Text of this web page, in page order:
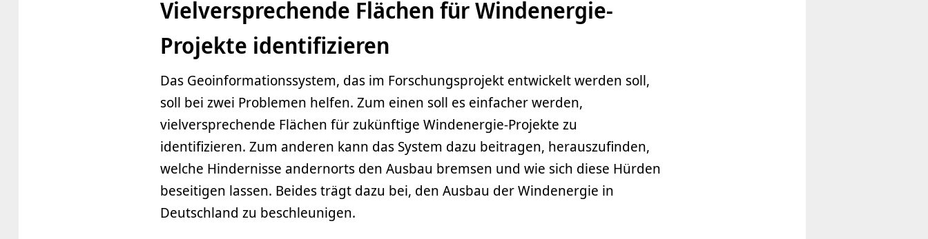
Vielversprechende Flächen für Windenergie-
Projekte identifizieren
Das Geoinformationssystem, das im Forschungsprojekt entwickelt werden soll,
soll bei zwei Problemen helfen. Zum einen soll es einfacher werden,
vielversprechende Flächen für zukünftige Windenergie-Projekte zu
identifizieren. Zum anderen kann das System dazu beitragen, herauszufinden,
welche Hindernisse andernorts den Ausbau bremsen und wie sich diese Hürden
beseitigen lassen. Beides trägt dazu bei, den Ausbau der Windenergie in
Deutschland zu beschleunigen.